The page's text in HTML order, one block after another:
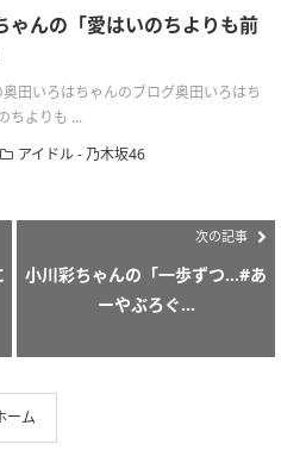
ゃんの「愛はいのちよりも前
田いろはちゃんのブログ奥田いろはち
ちよりも ...
アイドル - 乃木坂46
次の記事
小川彩ちゃんの「一歩ずつ…#あ
ーやぶろぐ...
ーム